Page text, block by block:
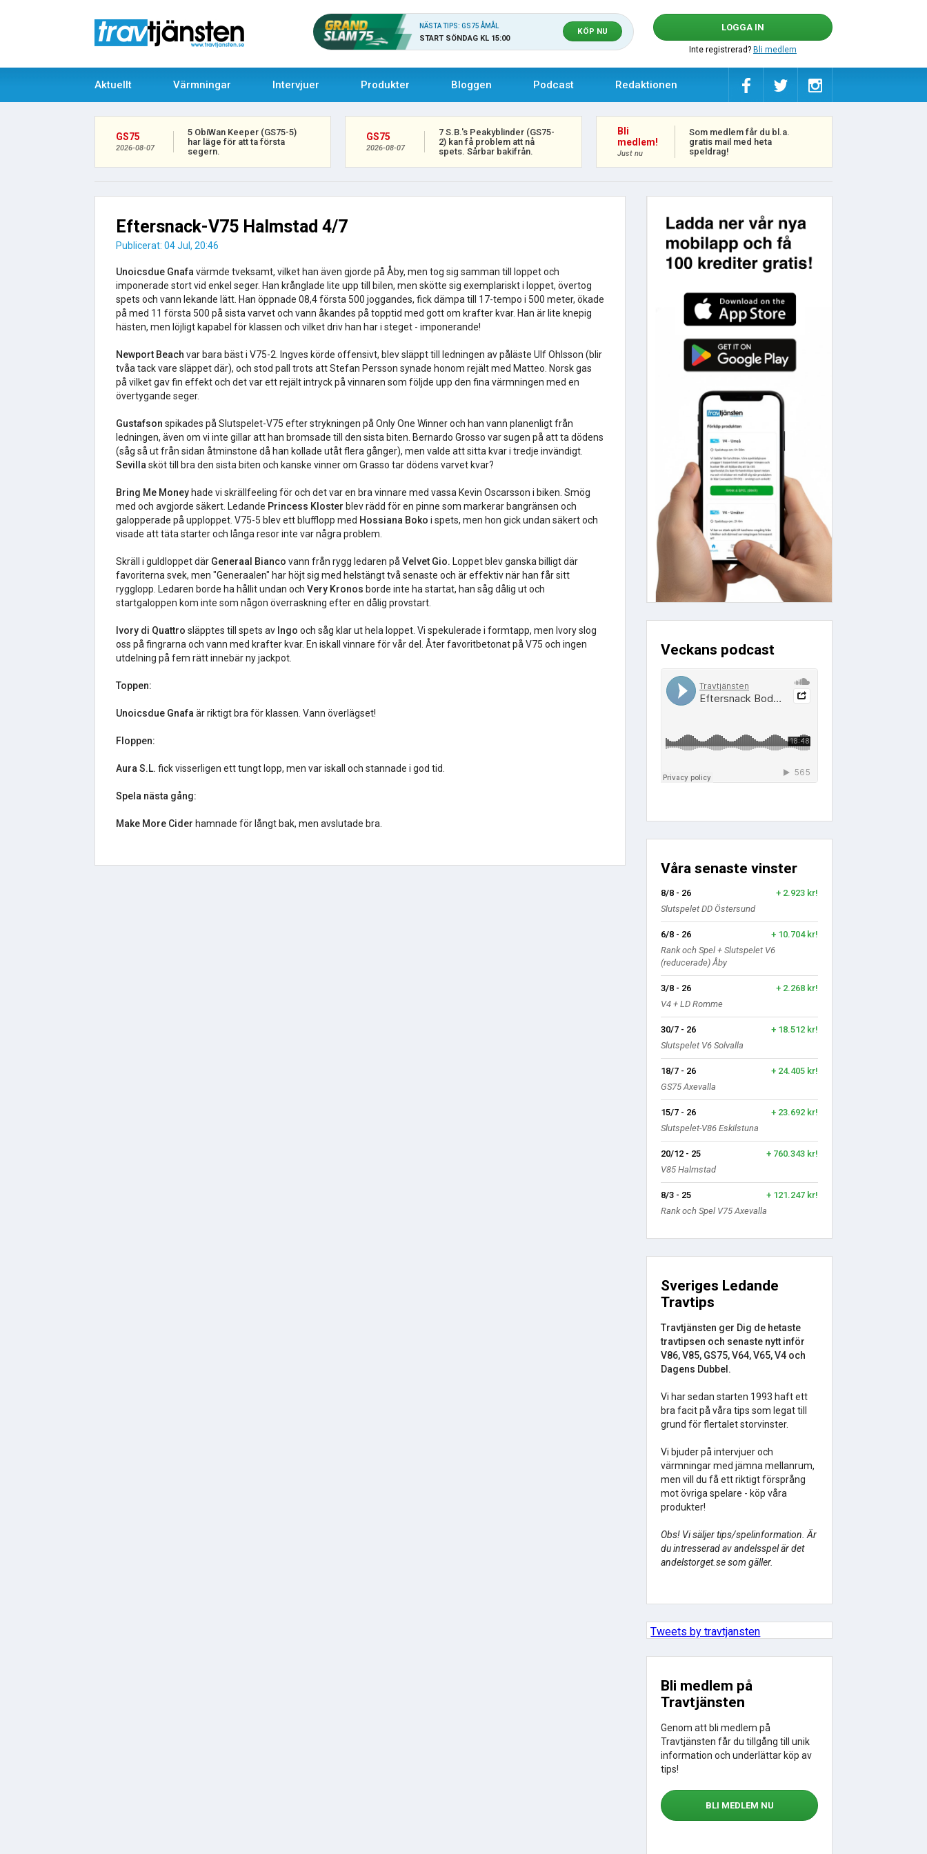
NÄSTA TIPS: GS75 ÅMÅL
START SÖNDAG KL 15:00
KÖP NU LOGGA IN
Inte registrerad? Bli medlem
Aktuellt Värmningar Intervjuer Produkter Bloggen Podcast Redaktionen
GS75
2026-08-07
5 ObiWan Keeper (GS75-5)
har läge för att ta första
segern.
GS75
2026-08-07
7 S.B.'s Peakyblinder (GS75-
2) kan få problem att nå
spets. Sårbar bakifrån.
Bli
medlem!
Just nu
Som medlem får du bl.a.
gratis mail med heta
speldrag!
Eftersnack-V75 Halmstad 4/7
Publicerat: 04 Jul, 20:46
Unoicsdue Gnafa värmde tveksamt, vilket han även gjorde på Åby, men tog sig samman till loppet och
imponerade stort vid enkel seger. Han krånglade lite upp till bilen, men skötte sig exemplariskt i loppet, övertog
spets och vann lekande lätt. Han öppnade 08,4 första 500 joggandes, fick dämpa till 17-tempo i 500 meter, ökade
på med 11 första 500 på sista varvet och vann åkandes på topptid med gott om krafter kvar. Han är lite knepig
hästen, men löjligt kapabel för klassen och vilket driv han har i steget - imponerande!
Newport Beach var bara bäst i V75-2. Ingves körde offensivt, blev släppt till ledningen av påläste Ulf Ohlsson (blir
tvåa tack vare släppet där), och stod pall trots att Stefan Persson synade honom rejält med Matteo. Norsk gas
på vilket gav fin effekt och det var ett rejält intryck på vinnaren som följde upp den fina värmningen med en
övertygande seger.
Gustafson spikades på Slutspelet-V75 efter strykningen på Only One Winner och han vann planenligt från
ledningen, även om vi inte gillar att han bromsade till den sista biten. Bernardo Grosso var sugen på att ta dödens
(såg så ut från sidan åtminstone då han kollade utåt flera gånger), men valde att sitta kvar i tredje invändigt.
Sevilla sköt till bra den sista biten och kanske vinner om Grasso tar dödens varvet kvar?
Bring Me Money hade vi skrällfeeling för och det var en bra vinnare med vassa Kevin Oscarsson i biken. Smög
med och avgjorde säkert. Ledande Princess Kloster blev rädd för en pinne som markerar bangränsen och
galopperade på upploppet. V75-5 blev ett blufflopp med Hossiana Boko i spets, men hon gick undan säkert och
visade att täta starter och långa resor inte var några problem.
Skräll i guldloppet där Generaal Bianco vann från rygg ledaren på Velvet Gio. Loppet blev ganska billigt där
favoriterna svek, men "Generaalen" har höjt sig med helstängt två senaste och är effektiv när han får sitt
rygglopp. Ledaren borde ha hållit undan och Very Kronos borde inte ha startat, han såg dålig ut och
startgaloppen kom inte som någon överraskning efter en dålig provstart.
Ivory di Quattro släpptes till spets av Ingo och såg klar ut hela loppet. Vi spekulerade i formtapp, men Ivory slog
oss på fingrarna och vann med krafter kvar. En iskall vinnare för vår del. Åter favoritbetonat på V75 och ingen
utdelning på fem rätt innebär ny jackpot.
Toppen:
Unoicsdue Gnafa är riktigt bra för klassen. Vann överlägset!
Floppen:
Aura S.L. fick visserligen ett tungt lopp, men var iskall och stannade i god tid.
Spela nästa gång:
Make More Cider hamnade för långt bak, men avslutade bra.
Veckans podcast
Våra senaste vinster
8/8 - 26
+ 2.923 kr!
Slutspelet DD Östersund
6/8 - 26
+ 10.704 kr!
Rank och Spel + Slutspelet V6
(reducerade) Åby
3/8 - 26
+ 2.268 kr!
V4 + LD Romme
30/7 - 26
+ 18.512 kr!
Slutspelet V6 Solvalla
18/7 - 26
+ 24.405 kr!
GS75 Axevalla
15/7 - 26
+ 23.692 kr!
Slutspelet-V86 Eskilstuna
20/12 - 25
+ 760.343 kr!
V85 Halmstad
8/3 - 25
+ 121.247 kr!
Rank och Spel V75 Axevalla
Sveriges Ledande
Travtips
Travtjänsten ger Dig de hetaste
travtipsen och senaste nytt inför
V86, V85, GS75, V64, V65, V4 och
Dagens Dubbel.
Vi har sedan starten 1993 haft ett
bra facit på våra tips som legat till
grund för flertalet storvinster.
Vi bjuder på intervjuer och
värmningar med jämna mellanrum,
men vill du få ett riktigt försprång
mot övriga spelare - köp våra
produkter!
Obs! Vi säljer tips/spelinformation. Är
du intresserad av andelsspel är det
andelstorget.se som gäller.
Tweets by travtjansten
Bli medlem på
Travtjänsten
Genom att bli medlem på
Travtjänsten får du tillgång till unik
information och underlättar köp av
tips!
BLI MEDLEM NU